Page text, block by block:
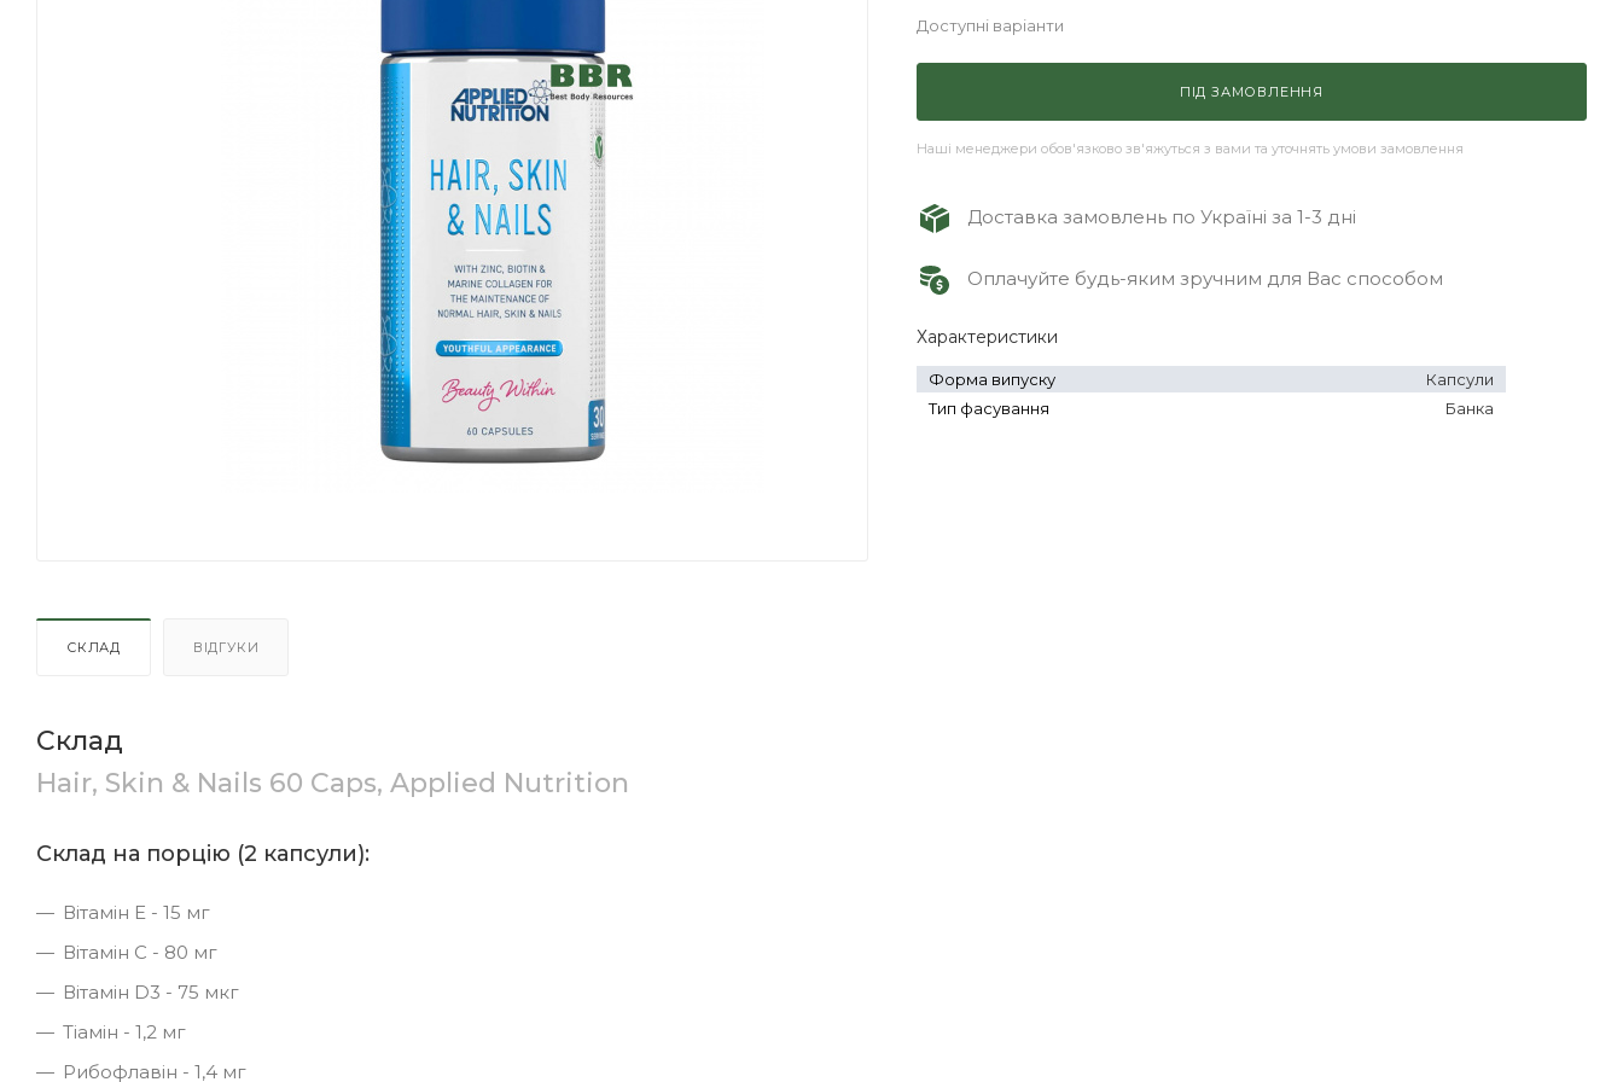
СКЛАД ВІДГУКИ
Склад
Hair, Skin & Nails 60 Caps, Applied Nutrition
Склад на порцію (2 капсули):
Вітамін Е - 15 мг
Вітамін С - 80 мг
Вітамін D3 - 75 мкг
Тіамін - 1,2 мг
Рибофлавін - 1,4 мг
Доступні варіанти
ПІД ЗАМОВЛЕННЯ
Наші менеджери обов'язково зв'яжуться з вами та уточнять умови замовлення
Доставка замовлень по Україні за 1-3 дні
Оплачуйте будь-яким зручним для Вас способом
Характеристики
Форма випуску
Капсули
Тип фасування
Банка